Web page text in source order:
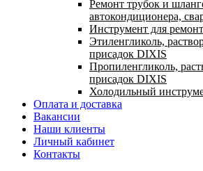
Ремонт трубок и
автокондиционера,
Инструмент для
Этиленгликоль,
присадок DIXIS
Пропиленгликоль,
присадок DIXIS
Холодильный
Оплата и доставка
Вакансии
Наши клиенты
Личный кабинет
Контакты